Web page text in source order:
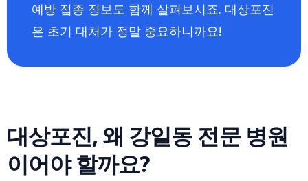
예방 접종 정보도 함께 살펴보시죠. 대상포진
은 초기 대처가 정말 중요하니까요!
대상포진, 왜 강일동 전문 병원
이어야 할까요?